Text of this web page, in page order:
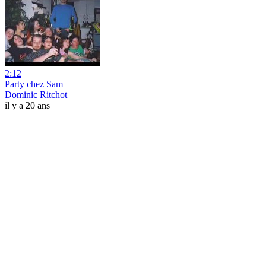
2:12
Party chez Sam
Dominic Ritchot
il y a 20 ans